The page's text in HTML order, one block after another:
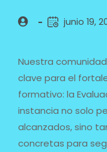
junio 19,
Nuestra
clave para el
formativo: la
instancia no solo
alcanzados, sino
concretas para